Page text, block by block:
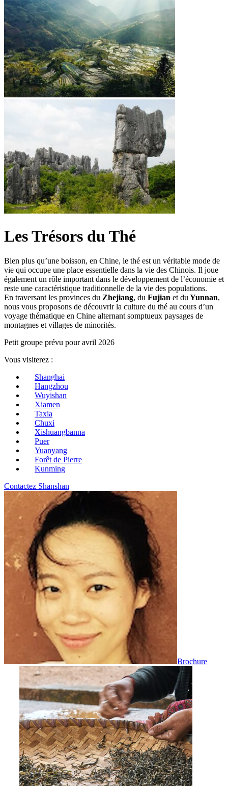
Les Trésors du Thé
Bien plus qu’une boisson, en Chine, le thé est un véritable mode de
vie qui occupe une place essentielle dans la vie des Chinois. Il joue
également un rôle important dans le développement de l’économie et
reste une caractéristique traditionnelle de la vie des populations.
En traversant les provinces du Zhejiang, du Fujian et du Yunnan,
nous vous proposons de découvrir la culture du thé au cours d’un
voyage thématique en Chine alternant somptueux paysages de
montagnes et villages de minorités.
Petit groupe prévu pour avril 2026
Vous visiterez :
Shanghai
Hangzhou
Wuyishan
Xiamen
Taxia
Chuxi
Xishuangbanna
Puer
Yuanyang
Forêt de Pierre
Kunming
Contactez Shanshan
Brochure